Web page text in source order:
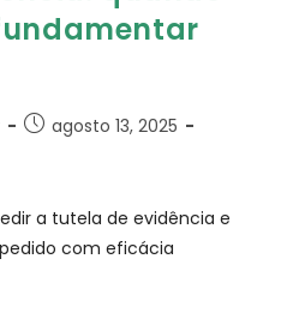
agosto 13, 2025
a tutela de evidência e
com eficácia